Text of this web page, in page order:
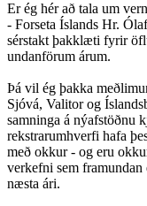
Er ég hér að tala um
- Forseta Íslands Hr.
sérstakt þakklæti fyrir
undanförum árum.
Þá vil ég þakka
Sjóvá, Valitor og
samninga á
rekstrarumhverfi hafa
með okkur - og eru
verkefni sem
næsta ári.